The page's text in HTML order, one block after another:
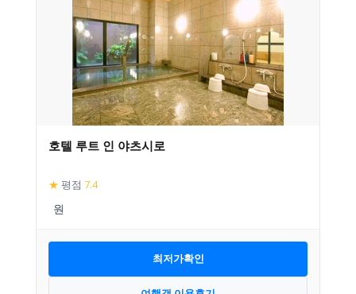
호텔 루트 인 야츠시로
★ 평점 7.4
최저가확인